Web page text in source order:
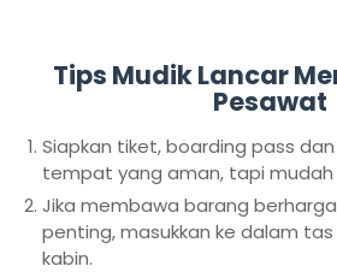
Tips Mudik Lancar
Pesawat
Siapkan tiket, boarding pass
tempat yang aman, tapi mudah
Jika membawa barang
penting, masukkan ke dalam
kabin.